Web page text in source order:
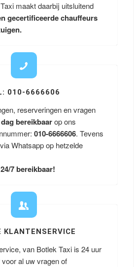
maakt daarbij uitsluitend
gecertificeerde chauffeurs
010-6666606
reserveringen en vragen
bereikbaarop ons
010-6666606. Tevens
Whatsapp op hetzelde
7 bereikbaar!
KLANTENSERVICE
van Botlek Taxi is 24 uur
al uw vragen of